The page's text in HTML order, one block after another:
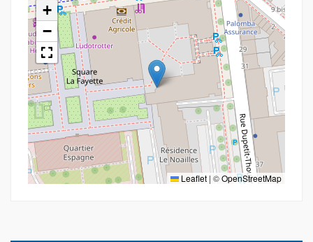
+
−
Leaflet | ©OpenStreetMap